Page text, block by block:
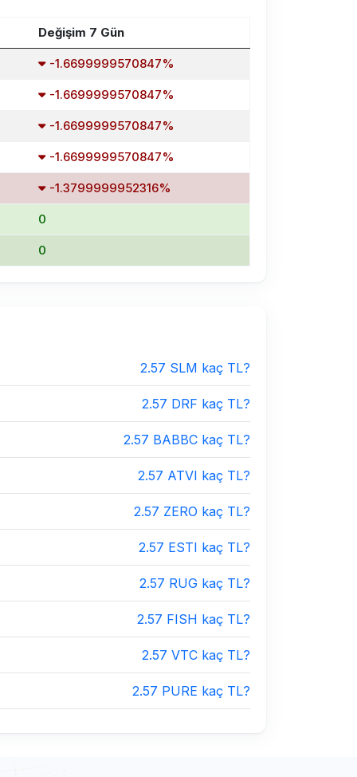
Değişim 7 Gün
-1.6699999570847%
-1.6699999570847%
-1.6699999570847%
-1.6699999570847%
-1.3799999952316%
0
0
2.57 SLM kaç TL?
2.57 DRF kaç TL?
2.57 BABBC kaç TL?
2.57 ATVI kaç TL?
2.57 ZERO kaç TL?
2.57 ESTI kaç TL?
2.57 RUG kaç TL?
2.57 FISH kaç TL?
2.57 VTC kaç TL?
2.57 PURE kaç TL?